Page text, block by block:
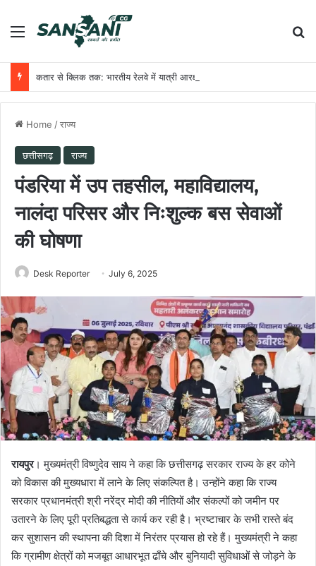
Menu
कतार से क्लिक तक: भारतीय रेलवे में यात्री आरक्षण के चार दशक
Home /राज्य
छत्तीसगढ़ राज्य
पंडरिया में उप तहसील, महाविद्यालय,
नालंदा परिसर और निःशुल्क बस सेवाओं
की घोषणा
Desk Reporter July 6, 2025
रायपुर। मुख्यमंत्री विष्णुदेव साय ने कहा कि छत्तीसगढ़ सरकार राज्य के हर कोने
को विकास की मुख्यधारा में लाने के लिए संकल्पित है। उन्होंने कहा कि राज्य
सरकार प्रधानमंत्री श्री नरेंद्र मोदी की नीतियों और संकल्पों को जमीन पर
उतारने के लिए पूरी प्रतिबद्धता से कार्य कर रही है। भ्रष्टाचार के सभी रास्ते बंद
कर सुशासन की स्थापना की दिशा में निरंतर प्रयास हो रहे हैं। मुख्यमंत्री ने कहा
कि ग्रामीण क्षेत्रों को मजबूत आधारभूत ढाँचे और बुनियादी सुविधाओं से जोड़ने के